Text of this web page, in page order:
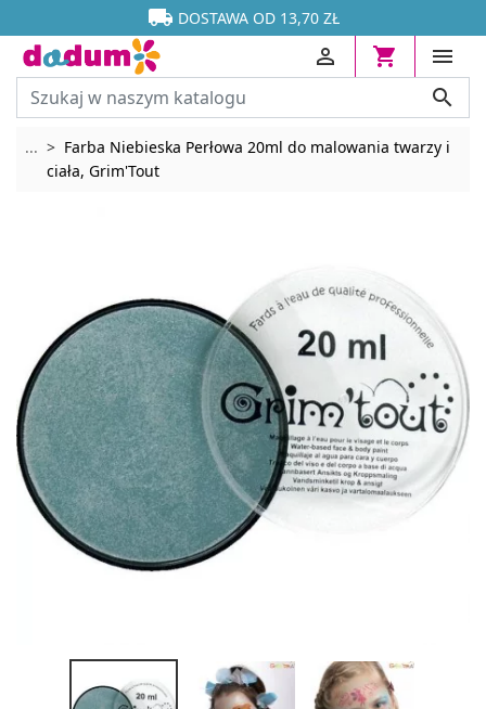

 DOSTAWA OD 13,70 ZŁ






... Rozwiń breadcrumbs
Farba Niebieska Perłowa 20ml do malowania twarzy i
ciała, Grim'Tout